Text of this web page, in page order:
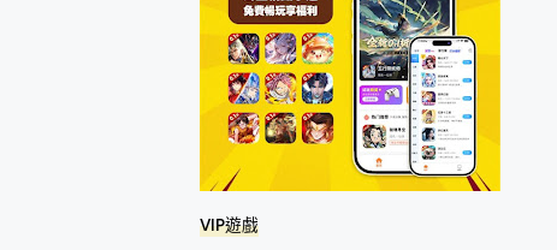
VIP遊戲